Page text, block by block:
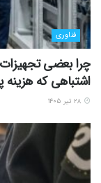
فناوری
اشتباهی که هزینه